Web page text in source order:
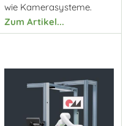
wie Kamerasysteme.
Zum Artikel...